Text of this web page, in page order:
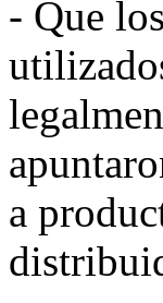
- Que
a